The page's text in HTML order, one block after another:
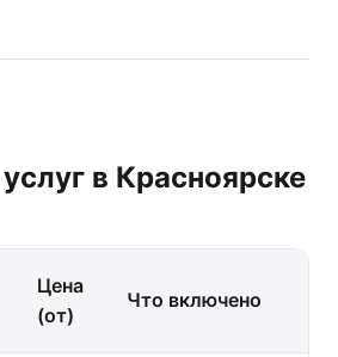
в Красноярске
Цена
(от)
Что включено